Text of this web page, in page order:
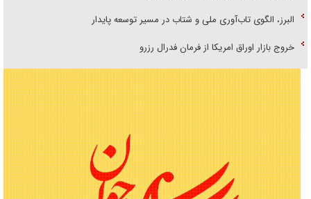
البرز، الگوی تاب‌آوری ملی و شتاب در مسیر توسعه پایدار
خروج بازار اوراق امریکا از فرمان فدرال رزرو